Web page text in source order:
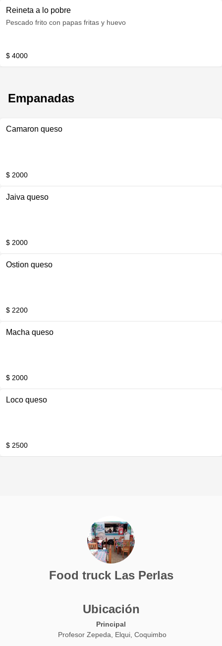
Reineta a lo pobre
Pescado frito con papas fritas y huevo
$ 4000
Empanadas
Camaron queso
$ 2000
Jaiva queso
$ 2000
Ostion queso
$ 2200
Macha queso
$ 2000
Loco queso
$ 2500
Food truck Las Perlas
Ubicación
Principal
Profesor Zepeda, Elqui, Coquimbo